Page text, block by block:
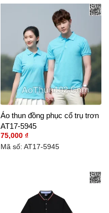
Áo thun đồng phục cổ trụ trơn
AT17-5945
75,000 ₫
Mã số: AT17-5945